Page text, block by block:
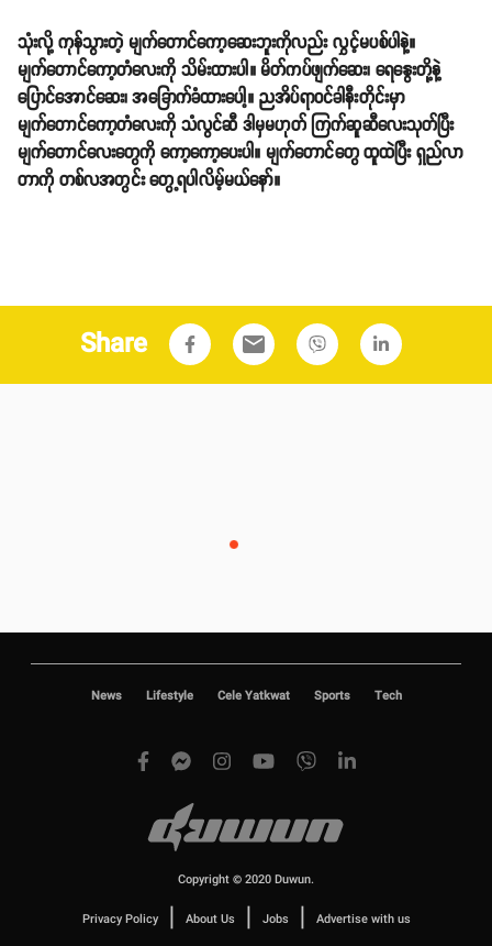
သုံးလို့ ကုန်သွားတဲ့ မျက်တောင်ကော့ဆေးဘူးကိုလည်း လွှင့်မပစ်ပါနဲ့။
မျက်တောင်ကော့တံလေးကို သိမ်းထားပါ။ မိတ်ကပ်ဖျက်ဆေး၊ ရေနွေးတို့နဲ့
ပြောင်အောင်ဆေး၊ အခြောက်ခံထားပေါ့။ ညအိပ်ရာဝင်ခါနီးတိုင်းမှာ
မျက်တောင်ကော့တံလေးကို သံလွင်ဆီ ဒါမှမဟုတ် ကြက်ဆူဆီလေးသုတ်ပြီး
မျက်တောင်လေးတွေကို ကော့ကော့ပေးပါ။ မျက်တောင်တွေ ထူထဲပြီး ရှည်လာ
တာကို တစ်လအတွင်း တွေ့ရပါလိမ့်မယ်နော်။
Share email
News Lifestyle Cele Yatkwat Sports Tech
Copyright © 2020 Duwun.
Privacy Policy | About Us | Jobs | Advertise with us